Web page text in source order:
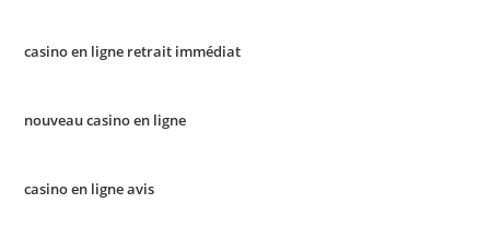
casino en ligne retrait immédiat
nouveau casino en ligne
casino en ligne avis